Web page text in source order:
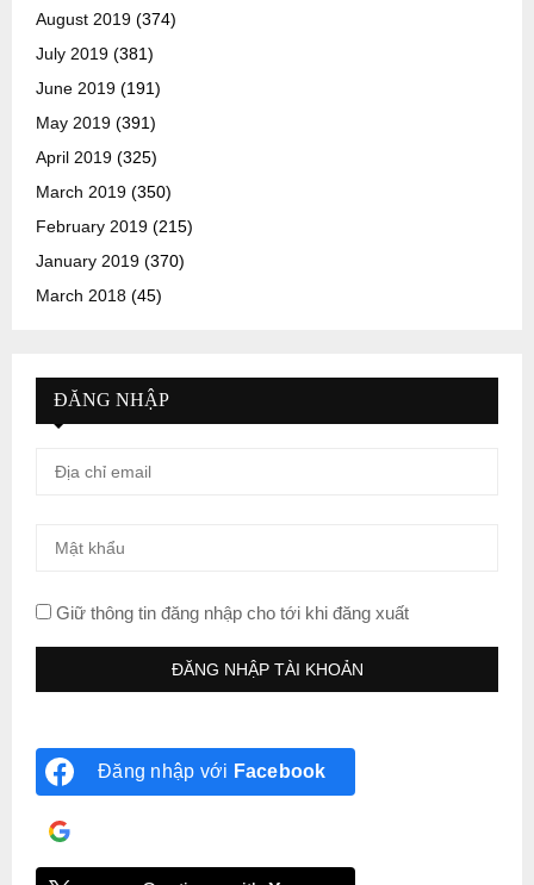
August 2019 (374)
July 2019 (381)
June 2019 (191)
May 2019 (391)
April 2019 (325)
March 2019 (350)
February 2019 (215)
January 2019 (370)
March 2018 (45)
ĐĂNG NHẬP
Giữ thông tin đăng nhập cho tới khi đăng xuất
Đăng nhập với Facebook